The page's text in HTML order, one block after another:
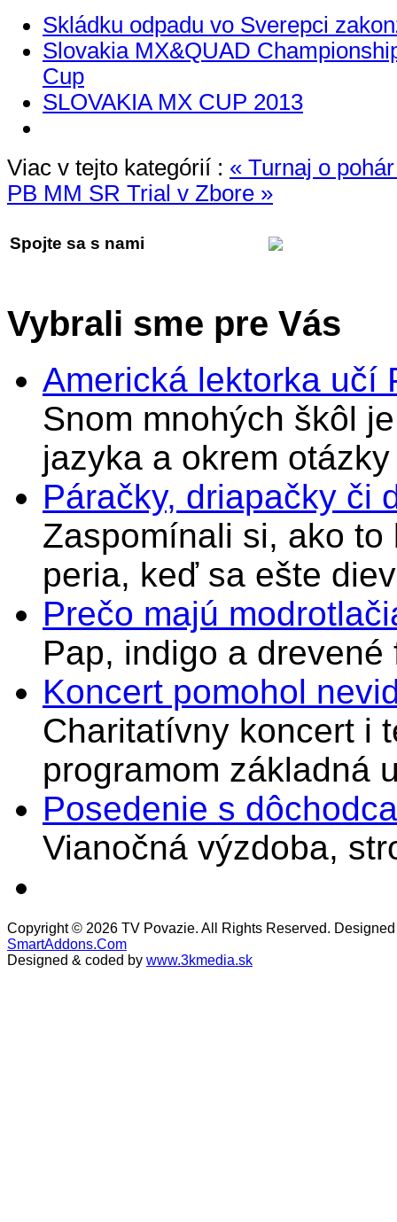
Skládku odpadu vo Sverepci
Slovakia MX&QUAD
Cup
SLOVAKIA MX CUP 2013
Viac v tejto kategórií : « Turnaj o
PB MM SR Trial v Zbore »
Spojte sa s nami
Vybrali sme pre Vás
Americká lektorka učí
Snom mnohých škôl
jazyka a okrem
Páračky, driapačky či
Zaspomínali si, ako
peria, keď sa ešte
Prečo majú
Pap, indigo a drevené
Koncert pomohol
Charitatívny koncert i
programom základná
Posedenie s
Vianočná výzdoba,
Copyright © 2026 TV Povazie. All Rights Reserved.
SmartAddons.Com
Designed & coded by www.3kmedia.sk